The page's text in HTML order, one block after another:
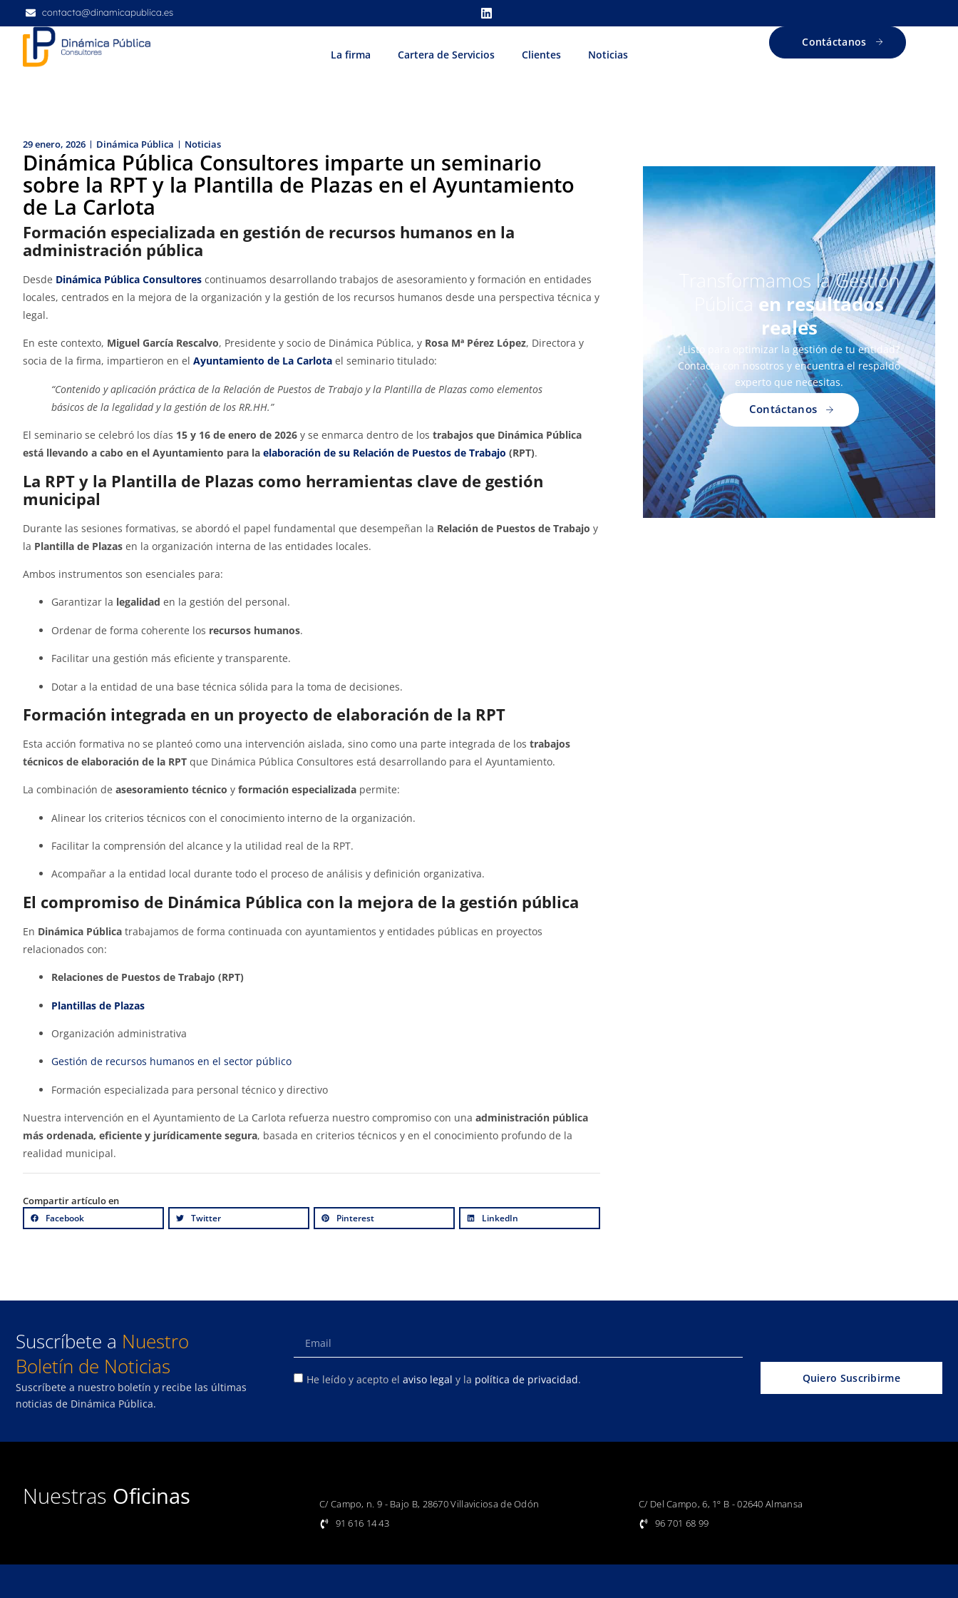
contacta@dinamicapublica.es
La firma Cartera de Servicios Clientes Noticias
Contáctanos
29 enero, 2026 Dinámica Pública Noticias
Dinámica Pública Consultores imparte un seminario
sobre la RPT y la Plantilla de Plazas en el Ayuntamiento
de La Carlota
Formación especializada en gestión de recursos humanos en la
administración pública
Desde Dinámica Pública Consultores continuamos desarrollando trabajos de asesoramiento y formación en entidades
locales, centrados en la mejora de la organización y la gestión de los recursos humanos desde una perspectiva técnica y
legal.
En este contexto, Miguel García Rescalvo, Presidente y socio de Dinámica Pública, y Rosa Mª Pérez López, Directora y
socia de la firma, impartieron en el Ayuntamiento de La Carlota el seminario titulado:
“Contenido y aplicación práctica de la Relación de Puestos de Trabajo y la Plantilla de Plazas como elementos
básicos de la legalidad y la gestión de los RR.HH.”
El seminario se celebró los días 15 y 16 de enero de 2026 y se enmarca dentro de los trabajos que Dinámica Pública
está llevando a cabo en el Ayuntamiento para la elaboración de su Relación de Puestos de Trabajo (RPT).
La RPT y la Plantilla de Plazas como herramientas clave de gestión
municipal
Durante las sesiones formativas, se abordó el papel fundamental que desempeñan la Relación de Puestos de Trabajo y
la Plantilla de Plazas en la organización interna de las entidades locales.
Ambos instrumentos son esenciales para:
Garantizar la legalidad en la gestión del personal.
Ordenar de forma coherente los recursos humanos.
Facilitar una gestión más eficiente y transparente.
Dotar a la entidad de una base técnica sólida para la toma de decisiones.
Formación integrada en un proyecto de elaboración de la RPT
Esta acción formativa no se planteó como una intervención aislada, sino como una parte integrada de los trabajos
técnicos de elaboración de la RPT que Dinámica Pública Consultores está desarrollando para el Ayuntamiento.
La combinación de asesoramiento técnico y formación especializada permite:
Alinear los criterios técnicos con el conocimiento interno de la organización.
Facilitar la comprensión del alcance y la utilidad real de la RPT.
Acompañar a la entidad local durante todo el proceso de análisis y definición organizativa.
El compromiso de Dinámica Pública con la mejora de la gestión pública
En Dinámica Pública trabajamos de forma continuada con ayuntamientos y entidades públicas en proyectos
relacionados con:
Relaciones de Puestos de Trabajo (RPT)
Plantillas de Plazas
Organización administrativa
Gestión de recursos humanos en el sector público
Formación especializada para personal técnico y directivo
Nuestra intervención en el Ayuntamiento de La Carlota refuerza nuestro compromiso con una administración pública
más ordenada, eficiente y jurídicamente segura, basada en criterios técnicos y en el conocimiento profundo de la
realidad municipal.
Compartir artículo en
Facebook Twitter Pinterest LinkedIn
Transformamos la Gestión
Pública en resultados
reales
¿Listo para optimizar la gestión de tu entidad?
Contacta con nosotros y encuentra el respaldo
experto que necesitas.
Contáctanos
Suscríbete a Nuestro
Boletín de Noticias
Suscríbete a nuestro boletín y recibe las últimas
noticias de Dinámica Pública.
He leído y acepto el aviso legal y la política de privacidad. Quiero Suscribirme
Nuestras Oficinas
C/ Campo, n. 9 - Bajo B, 28670 Villaviciosa de Odón
91 616 14 43
C/ Del Campo, 6, 1º B - 02640 Almansa
96 701 68 99